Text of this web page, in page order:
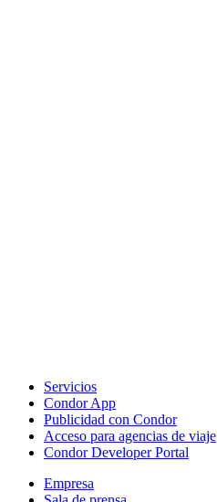
Servicios
Condor App
Publicidad con Condor
Acceso para agencias de viaje
Condor Developer Portal
Empresa